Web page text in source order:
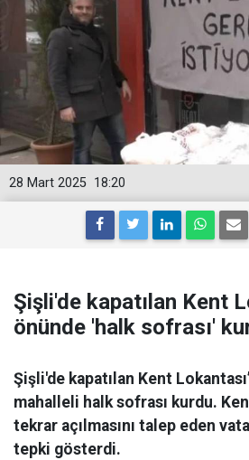
18:20
28 Mart 2025
Şişli'de kapatılan Kent
önünde 'halk sofrası'
Şişli'de kapatılan Kent
mahalleli halk sofrası kurdu.
tekrar açılmasını talep eden
tepki gösterdi.